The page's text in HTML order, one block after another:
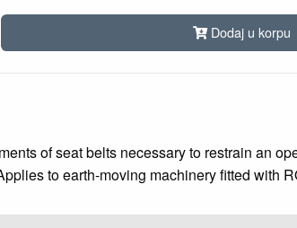
Dodaj u korpu
of seat belts necessary to restrain an
to earth-moving machinery fitted with